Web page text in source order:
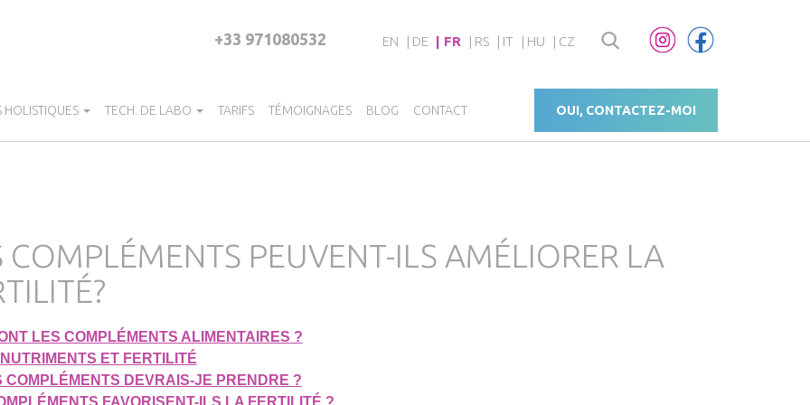
EN DE FR RS IT HU CZ
+33 971080532
HOLISTIQUES TECH. DE LABO TARIFS TÉMOIGNAGES BLOG CONTACT OUI, CONTACTEZ-MOI
COMPLÉMENTS PEUVENT-ILS AMÉLIORER LA
LES COMPLÉMENTS ALIMENTAIRES ?
ET FERTILITÉ
COMPLÉMENTS DEVRAIS-JE PRENDRE ?
FAVORISENT-ILS LA FERTILITÉ ?